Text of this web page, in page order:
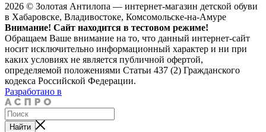
2026 © Золотая Антилопа — интернет-магазин детской обуви
в Хабаровске, Владивостоке, Комсомольске-на-Амуре
Внимание! Сайт находится в тестовом режиме!
Обращаем Ваше внимание на то, что данный интернет-сайт
носит исключительно информационный характер и ни при
каких условиях не является публичной офертой,
определяемой положениями Статьи 437 (2) Гражданского
кодекса Российской Федерации.
Разработано в
Найти